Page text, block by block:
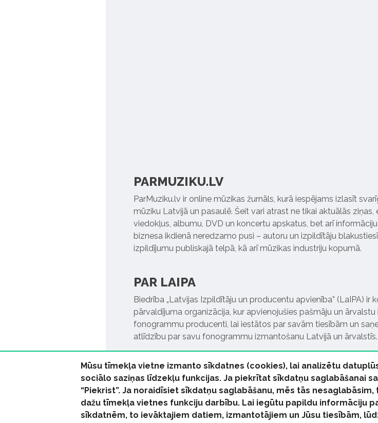
PARMUZIKU.LV
ParMuziku.lv ir online mūzikas žurnāls, kurā iespējams izlasīt
mūziku Latvijā un pasaulē. Šeit vari atrast ne tikai aktuālās ziņas,
viedokļus, albumu, DVD un koncertu apskatus, bet arī
biznesa ikdienā neredzamo pusi – autoru un izpildītāju
izpildījumu publiskajā telpā, kā arī mūzikas industriju kopumā.
PAR LAIPA
Biedrība „Latvijas Izpildītāju un producentu apvienība” (LaIPA) ir
pārvaldījuma organizācija, kur apvienojušies pašmāju un ārvalstu
fonogrammu producenti, lai iestātos par savām tiesībām un
atlīdzību par savu fonogrammu izmantošanu Latvijā un ārvalstīs.
© 2026 parmuziku.lv, visas tiesības paturētas
Mūsu tīmekļa vietne izmanto sīkdatnes (cookies), lai analizētu
sociālo saziņas līdzekļu funkcijas. Ja piekrītat sīkdatņu saglabāšanai
“Piekrist”. Ja noraidīsiet sīkdatņu saglabāšanu, mēs tās
dažu tīmekļa vietnes funkciju darbību. Lai iegūtu papildu informāciju
sīkdatnēm, to ievāktajiem datiem, izmantotājiem un Jūsu tiesībām,